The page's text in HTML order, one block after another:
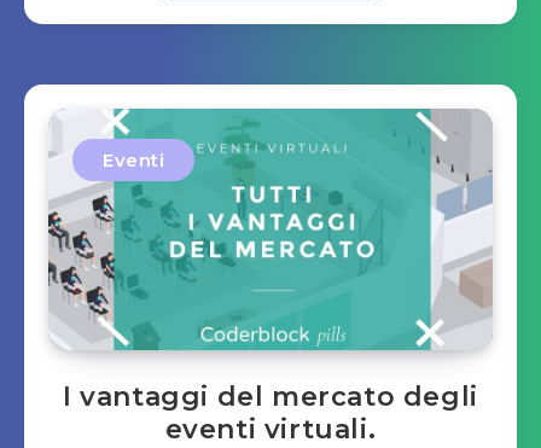
Eventi
I vantaggi del mercato degli
eventi virtuali.